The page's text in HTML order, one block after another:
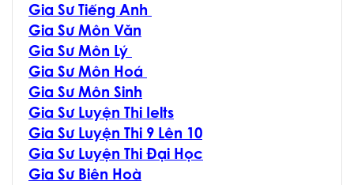
Gia Sư Tiếng Anh
Gia Sư Môn Văn
Gia Sư Môn Lý
Gia Sư Môn Hoá
Gia Sư Môn Sinh
Gia Sư Luyện Thi Ielts
Gia Sư Luyện Thi 9 Lên 10
Gia Sư Luyện Thi Đại Học
Gia Sư Biên Hoà